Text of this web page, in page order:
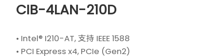
CIB-4LAN-210D
• Intel® I210-AT, 支持 IEEE 1588
• PCI Express x4, PCIe (Gen2)